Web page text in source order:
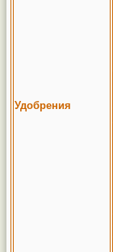
Удобрения